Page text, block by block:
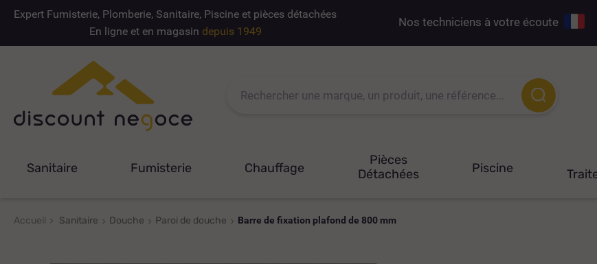
Expert Fumisterie, Plomberie, Sanitaire, Piscine et pièces détachées
En ligne et en magasin depuis 1949
Nos techniciens à votre écoute
Sanitaire Fumisterie Chauffage
Pièces
Détachées
Piscine
Accueil Sanitaire Douche Paroi de douche Barre de fixation plafond de 800 mm